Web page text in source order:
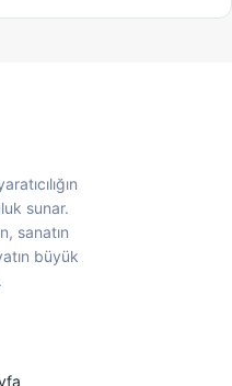
sunar.
sanatın
büyük